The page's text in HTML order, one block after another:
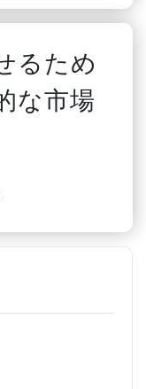
るため
な市場